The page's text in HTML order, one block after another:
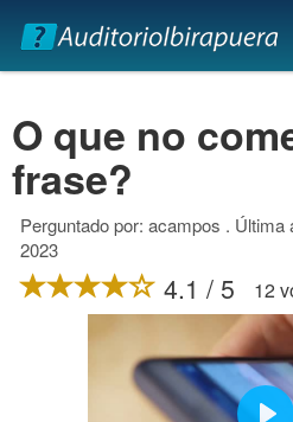
O que no
frase?
Perguntado por: acampos . Última
2023
4.1 / 5 12